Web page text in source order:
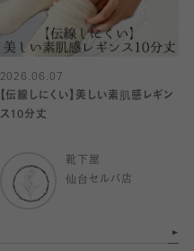
2026.06.07
【伝線しにくい】美しい素肌感レギン
ス10分丈
靴下屋
仙台セルバ店